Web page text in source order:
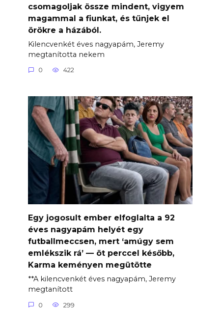
csomagoljak össze mindent, vigyem
magammal a fiunkat, és tűnjek el
örökre a házából.
Kilencvenkét éves nagyapám, Jeremy
megtanította nekem
0 422
Egy jogosult ember elfoglalta a 92
éves nagyapám helyét egy
futballmeccsen, mert ‘amúgy sem
emlékszik rá’ — öt perccel később,
Karma keményen megütötte
**A kilencvenkét éves nagyapám, Jeremy
megtanított
0 299